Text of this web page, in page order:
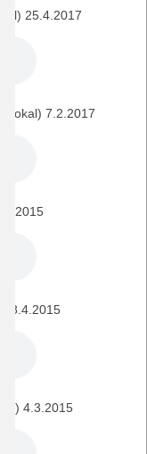
25.4.2017
Pokal) 7.2.2017
8.4.2015
4.3.2015